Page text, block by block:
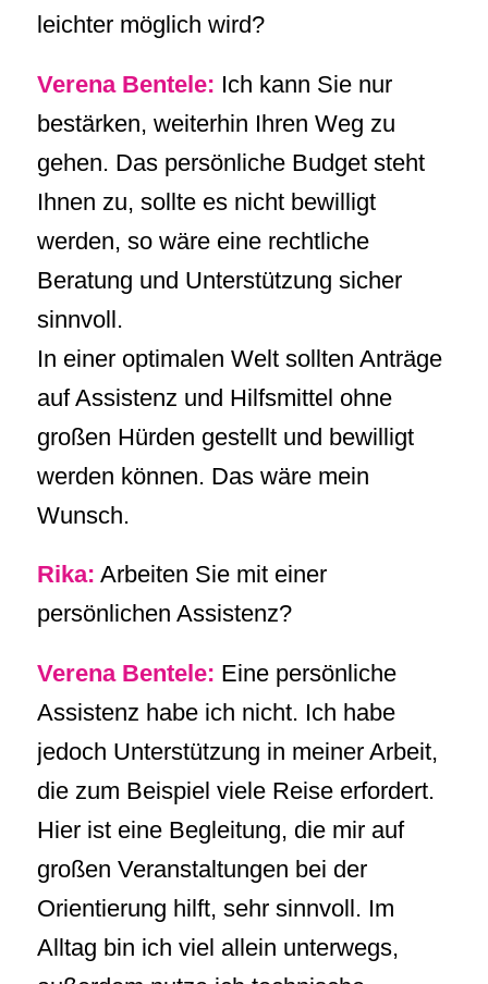
leichter möglich wird?
Verena Bentele: Ich kann Sie nur
bestärken, weiterhin Ihren Weg zu
gehen. Das persönliche Budget steht
Ihnen zu, sollte es nicht bewilligt
werden, so wäre eine rechtliche
Beratung und Unterstützung sicher
sinnvoll.
In einer optimalen Welt sollten Anträge
auf Assistenz und Hilfsmittel ohne
großen Hürden gestellt und bewilligt
werden können. Das wäre mein
Wunsch.
Rika: Arbeiten Sie mit einer
persönlichen Assistenz?
Verena Bentele: Eine persönliche
Assistenz habe ich nicht. Ich habe
jedoch Unterstützung in meiner Arbeit,
die zum Beispiel viele Reise erfordert.
Hier ist eine Begleitung, die mir auf
großen Veranstaltungen bei der
Orientierung hilft, sehr sinnvoll. Im
Alltag bin ich viel allein unterwegs,